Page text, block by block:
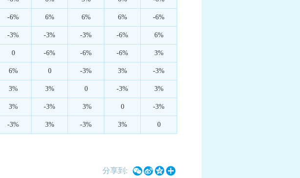
-6% 6% 6% 6% -6%
-3% -3% -3% -6% 6%
0 -6% -6% -6% 3%
6% 0 -3% 3% -3%
3% 3% 0 -3% 3%
3% -3% 3% 0 -3%
-3% 3% -3% 3% 0
分享到:  